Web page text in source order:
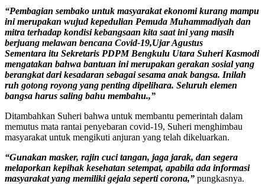
“Pembagian sembako untuk masyarakat ekonomi kurang mampu
ini merupakan wujud kepedulian Pemuda Muhammadiyah dan
mitra terhadap kondisi kebangsaan kita saat ini yang masih
berjuang melawan bencana Covid-19,Ujar Agustus
Sementara itu Sekretaris PDPM Bengkulu Utara Suheri Kasmodi
mengatakan bahwa bantuan ini merupakan gerakan sosial yang
berangkat dari kesadaran sebagai sesama anak bangsa. Inilah
ruh gotong royong yang penting dipelihara. Seluruh elemen
bangsa harus saling bahu membahu.,”
Ditambahkan Suheri bahwa untuk membantu pemerintah dalam
memutus mata rantai penyebaran covid-19, Suheri menghimbau
masyarakat untuk mengikuti anjuran yang telah dikeluarkan.
“Gunakan masker, rajin cuci tangan, jaga jarak, dan segera
melaporkan kepihak kesehatan setempat, apabila ada informasi
masyarakat yang memiliki gejala seperti corona,” pungkasnya.